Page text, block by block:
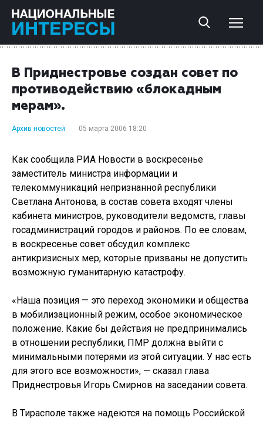
В Приднестровье создан совет по
противодействию «блокадным
мерам».
Архив новостей 05 марта 2006 18:20
Как сообщила РИА Новости в воскресенье
заместитель министра информации и
телекоммуникаций непризнанной республики
Светлана Антонова, в состав совета входят члены
кабинета министров, руководители ведомств, главы
госадминистраций городов и районов. По ее словам,
в воскресенье совет обсудил комплекс
антикризисных мер, которые призваны не допустить
возможную гуманитарную катастрофу.
«Наша позиция — это переход экономики и общества
в мобилизационный режим, особое экономическое
положение. Какие бы действия не предпринимались
в отношении республики, ПМР должна выйти с
минимальными потерями из этой ситуации. У нас есть
для этого все возможности», — сказал глава
Приднестровья Игорь Смирнов на заседании совета.
В Тирасполе также надеются на помощь Российской